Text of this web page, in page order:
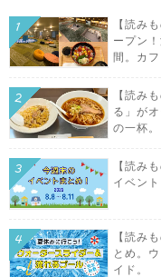
【読み
ープン
間。カ
【読み
る」が
の一杯。
【読み
イベン
【読み
とめ。
イド。